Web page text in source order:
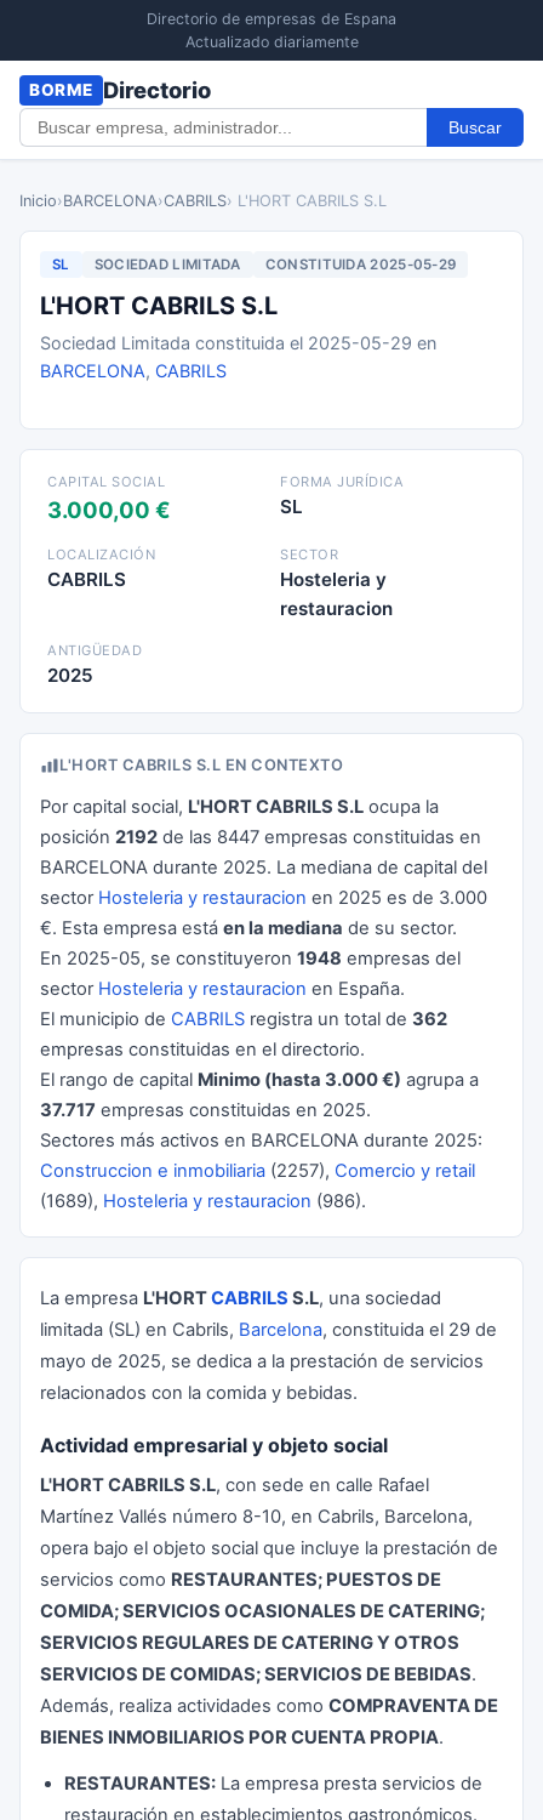
Directorio de empresas de Espana
Actualizado diariamente
BORME Directorio
Buscar
Inicio›BARCELONA›CABRILS› L'HORT CABRILS S.L
SL SOCIEDAD LIMITADA CONSTITUIDA 2025-05-29
L'HORT CABRILS S.L
Sociedad Limitada constituida el 2025-05-29 en
BARCELONA, CABRILS
CAPITAL SOCIAL
3.000,00 €
FORMA JURÍDICA
SL
LOCALIZACIÓN
CABRILS
SECTOR
Hosteleria y
restauracion
ANTIGÜEDAD
2025
L'HORT CABRILS S.L EN CONTEXTO
Por capital social, L'HORT CABRILS S.L ocupa la
posición 2192 de las 8447 empresas constituidas en
BARCELONA durante 2025. La mediana de capital del
sector Hosteleria y restauracion en 2025 es de 3.000
€. Esta empresa está en la mediana de su sector.
En 2025-05, se constituyeron 1948 empresas del
sector Hosteleria y restauracion en España.
El municipio de CABRILS registra un total de 362
empresas constituidas en el directorio.
El rango de capital Minimo (hasta 3.000 €) agrupa a
37.717 empresas constituidas en 2025.
Sectores más activos en BARCELONA durante 2025:
Construccion e inmobiliaria (2257), Comercio y retail
(1689), Hosteleria y restauracion (986).
La empresa L'HORTCABRILS S.L, una sociedad
limitada (SL) en Cabrils, Barcelona, constituida el 29 de
mayo de 2025, se dedica a la prestación de servicios
relacionados con la comida y bebidas.
Actividad empresarial y objeto social
L'HORT CABRILS S.L, con sede en calle Rafael
Martínez Vallés número 8-10, en Cabrils, Barcelona,
opera bajo el objeto social que incluye la prestación de
servicios como RESTAURANTES; PUESTOS DE
COMIDA; SERVICIOS OCASIONALES DE CATERING;
SERVICIOS REGULARES DE CATERING Y OTROS
SERVICIOS DE COMIDAS; SERVICIOS DE BEBIDAS.
Además, realiza actividades como COMPRAVENTA DE
BIENES INMOBILIARIOS POR CUENTA PROPIA.
RESTAURANTES: La empresa presta servicios de
restauración en establecimientos gastronómicos.